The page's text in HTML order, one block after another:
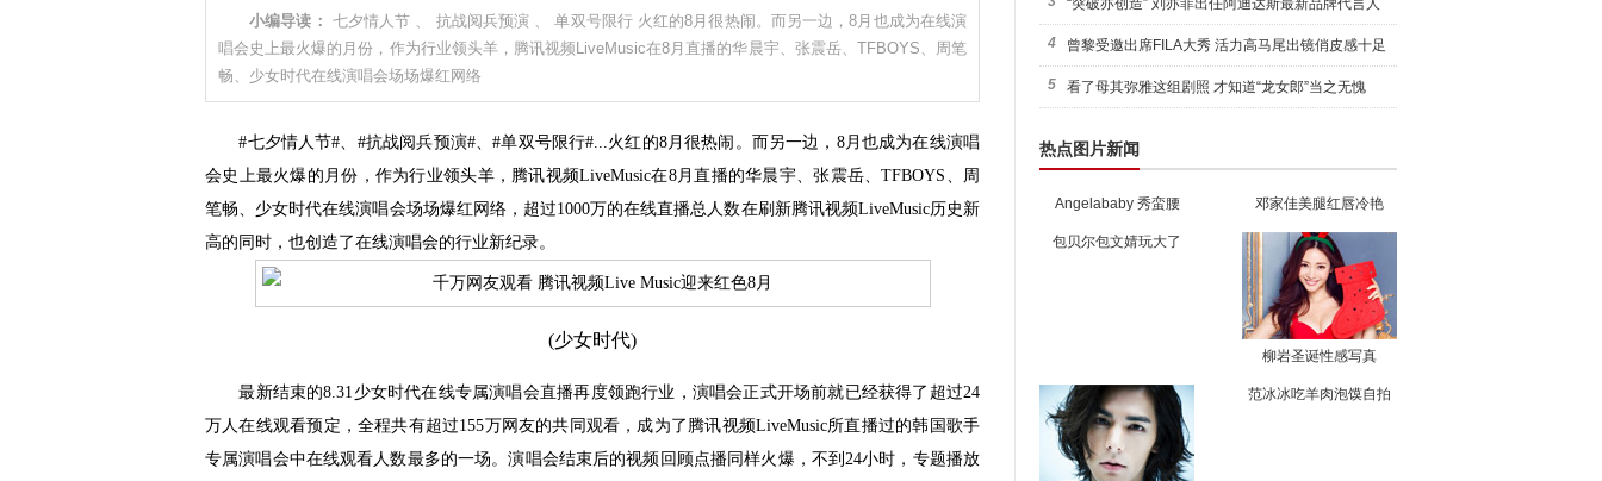
小编导读： 七夕情人节 、 抗战阅兵预演 、 单双号限行 火红的8月很热闹。而另一边，8月也成为在线演
唱会史上最火爆的月份，作为行业领头羊，腾讯视频LiveMusic在8月直播的华晨宇、张震岳、TFBOYS、周笔
畅、少女时代在线演唱会场场爆红网络
#七夕情人节#、#抗战阅兵预演#、#单双号限行#...火红的8月很热闹。而另一边，8月也成为在线演唱
会史上最火爆的月份，作为行业领头羊，腾讯视频LiveMusic在8月直播的华晨宇、张震岳、TFBOYS、周
笔畅、少女时代在线演唱会场场爆红网络，超过1000万的在线直播总人数在刷新腾讯视频LiveMusic历史新
高的同时，也创造了在线演唱会的行业新纪录。
(少女时代)
最新结束的8.31少女时代在线专属演唱会直播再度领跑行业，演唱会正式开场前就已经获得了超过24
万人在线观看预定，全程共有超过155万网友的共同观看，成为了腾讯视频LiveMusic所直播过的韩国歌手
专属演唱会中在线观看人数最多的一场。演唱会结束后的视频回顾点播同样火爆，不到24小时，专题播放
“突破亦创造” 刘亦菲出任阿迪达斯最新品牌代言人
引爆
4 曾黎受邀出席FILA大秀 活力高马尾出镜俏皮感十足
5 看了母其弥雅这组剧照 才知道“龙女郎”当之无愧
热点图片新闻
Angelababy 秀蛮腰 邓家佳美腿红唇冷艳
包贝尔包文婧玩大了
柳岩圣诞性感写真
范冰冰吃羊肉泡馍自拍